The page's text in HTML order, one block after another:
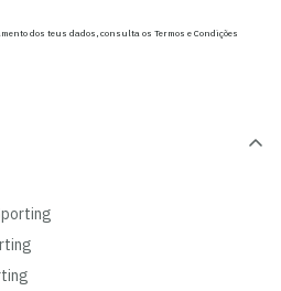
dos teus dados, consulta os Termos e Condições